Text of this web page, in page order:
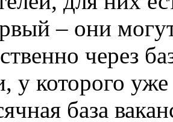
– они
через
у которого
база